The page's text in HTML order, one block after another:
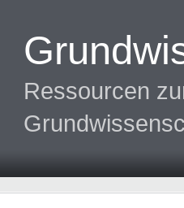
Ressourcen